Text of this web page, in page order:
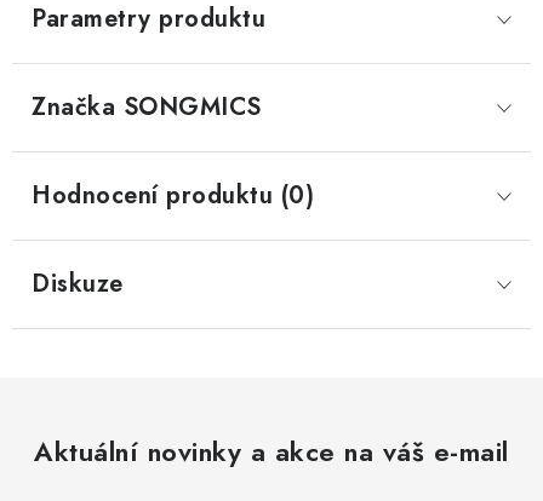
Parametry produktu
Značka SONGMICS
Hodnocení produktu (0)
Diskuze
Aktuální novinky a akce na váš e-mail